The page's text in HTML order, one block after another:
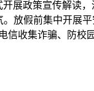
展政策宣传解读
放假前集中开展
信收集诈骗、防校